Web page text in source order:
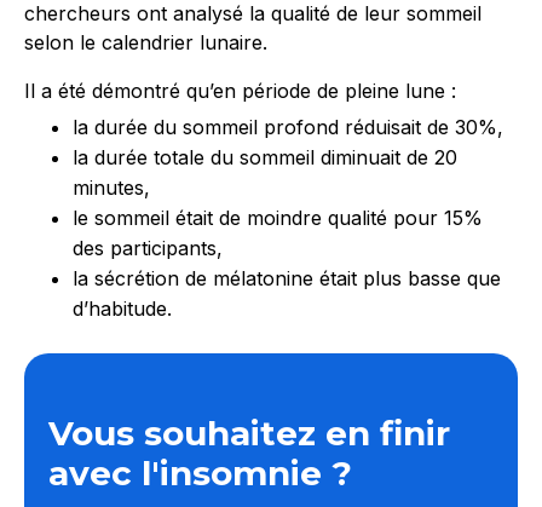
chercheurs ont analysé la qualité de leur sommeil
selon le calendrier lunaire.
Il a été démontré qu’en période de pleine lune :
la durée du sommeil profond réduisait de 30%,
la durée totale du sommeil diminuait de 20
minutes,
le sommeil était de moindre qualité pour 15%
des participants,
la sécrétion de mélatonine était plus basse que
d’habitude.
Vous souhaitez en finir
avec l'insomnie ?